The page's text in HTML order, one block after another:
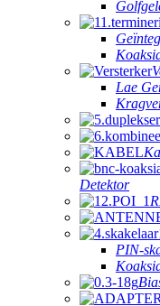
Lae
Detektor
PIN-